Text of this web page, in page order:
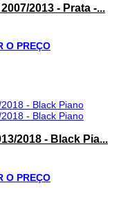
2013 - Prata -...
O PREÇO
2018 - Black Pia...
O PREÇO